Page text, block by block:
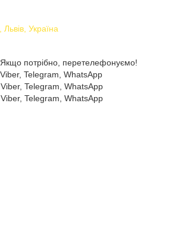
Україна
, Якщо потрібно, перетелефонуємо!
, Viber, Telegram, WhatsApp
, Viber, Telegram, WhatsApp
, Viber, Telegram, WhatsApp